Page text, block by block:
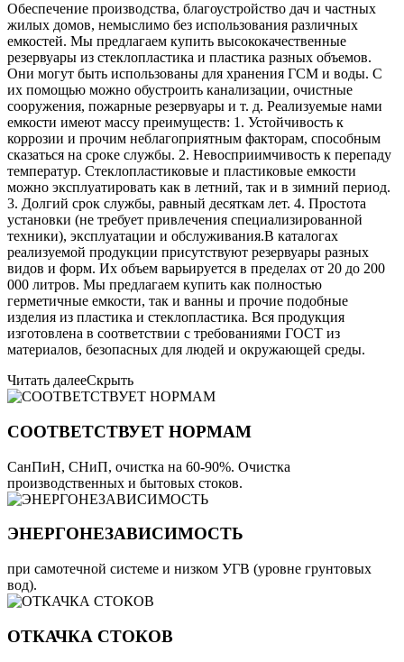
Обеспечение производства, благоустройство дач и частных
жилых домов, немыслимо без использования различных
емкостей. Мы предлагаем купить высококачественные
резервуары из стеклопластика и пластика разных объемов.
Они могут быть использованы для хранения ГСМ и воды. С
их помощью можно обустроить канализации, очистные
сооружения, пожарные резервуары и т. д. Реализуемые нами
емкости имеют массу преимуществ: 1. Устойчивость к
коррозии и прочим неблагоприятным факторам, способным
сказаться на сроке службы. 2. Невосприимчивость к перепаду
температур. Стеклопластиковые и пластиковые емкости
можно эксплуатировать как в летний, так и в зимний период.
3. Долгий срок службы, равный десяткам лет. 4. Простота
установки (не требует привлечения специализированной
техники), эксплуатации и обслуживания.В каталогах
реализуемой продукции присутствуют резервуары разных
видов и форм. Их объем варьируется в пределах от 20 до 200
000 литров. Мы предлагаем купить как полностью
герметичные емкости, так и ванны и прочие подобные
изделия из пластика и стеклопластика. Вся продукция
изготовлена в соответствии с требованиями ГОСТ из
материалов, безопасных для людей и окружающей среды.
Читать далееСкрыть
СООТВЕТСТВУЕТ НОРМАМ
СанПиН, СНиП, очистка на 60-90%. Очистка
производственных и бытовых стоков.
ЭНЕРГОНЕЗАВИСИМОСТЬ
при самотечной системе и низком УГВ (уровне грунтовых
вод).
ОТКАЧКА СТОКОВ